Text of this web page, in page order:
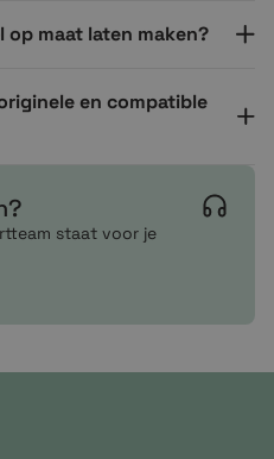
maat laten maken?
en compatible
staat voor je